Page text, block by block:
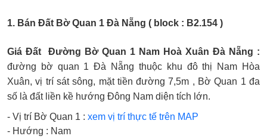
1. Bán Đất Bờ Quan 1 Đà Nẵng ( block : B2.154 )
Giá Đất Đường Bờ Quan 1 Nam Hoà Xuân Đà Nẵng :
đường bờ quan 1 Đà Nẵng thuộc khu đô thị Nam Hòa
Xuân, vị trí sát sông, mặt tiền đường 7,5m , Bờ Quan 1 đa
số là đất liền kề hướng Đông Nam diện tích lớn.
- Vị trí Bờ Quan 1 : xem vị trí thực tế trên MAP
- Hướng : Nam